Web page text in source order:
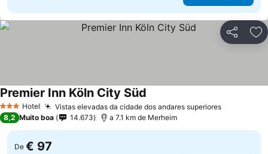
Partilhar
3 EstrelasHotel Vistas elevadas da cidade dos andares superiores
Premier Inn Köln City Süd
8,2 Muito boa 14.673 a 7.1 km de Merheim
De € 97